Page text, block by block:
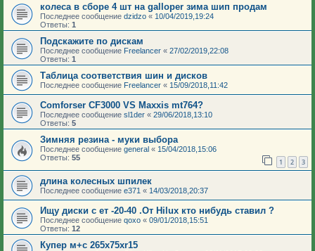
колеса в сборе 4 шт на galloper зима шип продам
Последнее сообщение dzidzo « 10/04/2019,19:24
Ответы: 1
Подскажите по дискам
Последнее сообщение Freelancer « 27/02/2019,22:08
Ответы: 1
Таблица соответствия шин и дисков
Последнее сообщение Freelancer « 15/09/2018,11:42
Comforser CF3000 VS Maxxis mt764?
Последнее сообщение sl1der « 29/06/2018,13:10
Ответы: 5
Зимняя резина - муки выбора
Последнее сообщение general « 15/04/2018,15:06
Ответы: 55 1 2 3
длина колесных шпилек
Последнее сообщение e371 « 14/03/2018,20:37
Ищу диски с ет -20-40 .От Hilux кто нибудь ставил ?
Последнее сообщение qoxo « 09/01/2018,15:51
Ответы: 12
Купер м+с 265х75хr15